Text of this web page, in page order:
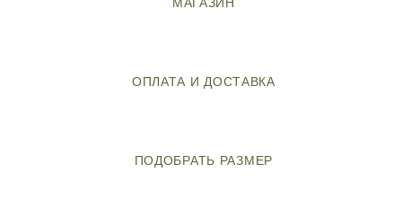
ОПЛАТА И ДОСТАВКА
ПОДОБРАТЬ РАЗМЕР